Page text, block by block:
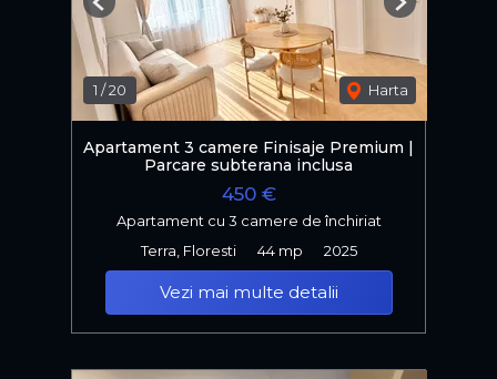
1 /20 Harta
Previous Next
Apartament 3 camere Finisaje Premium |
Parcare subterana inclusa
450 €
Apartament cu 3 camere de închiriat
Terra, Floresti
44 mp 2025
Vezi mai multe detalii